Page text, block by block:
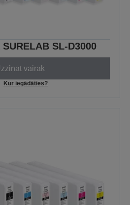
SL-D3000
vairāk
Kur iegādāties?